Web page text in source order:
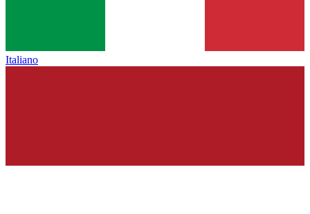
Italiano